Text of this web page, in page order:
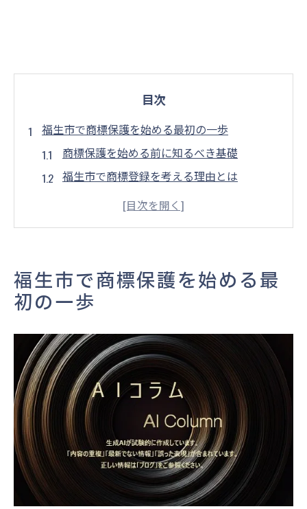
目次
福生市で商標保護を始める最初の一歩
商標保護を始める前に知るべき基礎
福生市で商標登録を考える理由とは
商標の重要性と地域特性の関係性
これから始める商標手続きの全体像
商標登録を目指すなら知っておきたい基礎知識
商標登録に必要な基本知識を徹底解説
商標の種類と登録の流れを正しく理解
知っておきたい商標の審査ポイント
商標登録で重視すべき基礎用語と意味
初めての商標申請で失敗しない方法
商標と他の知的財産権との違いを整理
東京都福生市における商標手続きのポイント解
説
福生市で押さえておきたい商標手続き
福生市で商標保護を始める最
初の一歩